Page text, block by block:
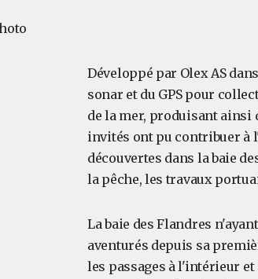
Développé par Olex AS
sonar et du GPS pour
de la mer, produisant ainsi
invités ont pu contribuer à
découvertes dans la baie
la pêche, les travaux
La baie des Flandres
aventurés depuis sa
les passages à l'intérieur